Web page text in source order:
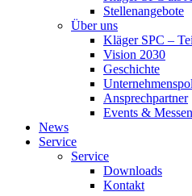
Stellenangebote
Über uns
Kläger SPC –
Vision 2030
Geschichte
Ansprechpartner
Events & Messen
News
Service
Service
Downloads
Kontakt